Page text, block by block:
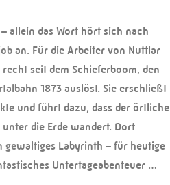
allein das Wort hört sich nach
an. Für die Arbeiter von Nuttlar
seit dem Schieferboom, den
1873 auslöst. Sie erschließt
und führt dazu, dass der örtliche
die Erde wandert. Dort
gewaltiges Labyrinth – für heutige
Untertageabenteuer …